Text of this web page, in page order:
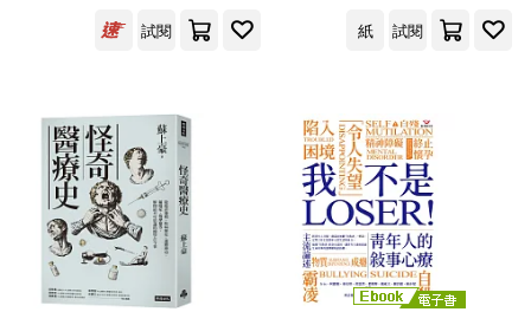
LiveABC編輯群(32)
愛拼益智產品教育研發組編(32)
李政達(32) 蔡金吉(32)
蘇易(32)
中國計量出版社(192)
古吳軒出版社(192)
華東師範大學出版社(192)
試閱
紙
試閱